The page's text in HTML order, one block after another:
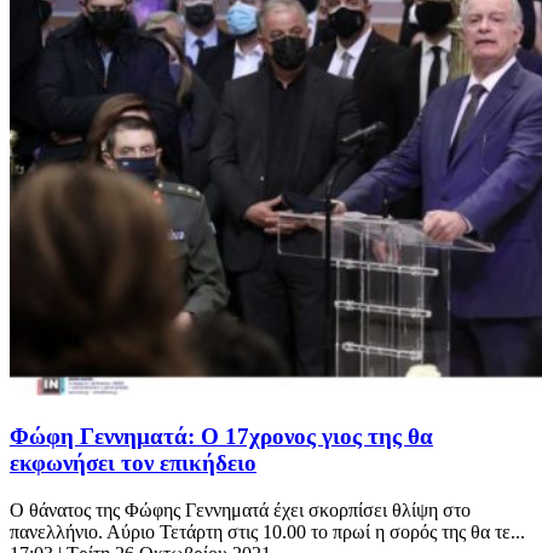
Φώφη Γεννηματά: Ο 17χρονος γιος της θα
εκφωνήσει τον επικήδειο
O θάνατος της Φώφης Γεννηματά έχει σκορπίσει θλίψη στο
πανελλήνιο. Αύριο Τετάρτη στις 10.00 το πρωί η σορός της θα τε...